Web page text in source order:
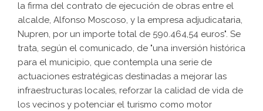
la firma del contrato de ejecución de obras entre el
alcalde, Alfonso Moscoso, y la empresa adjudicataria,
Nupren, por un importe total de 590.464,54 euros". Se
trata, según el comunicado, de "una inversión histórica
para el municipio, que contempla una serie de
actuaciones estratégicas destinadas a mejorar las
infraestructuras locales, reforzar la calidad de vida de
los vecinos y potenciar el turismo como motor